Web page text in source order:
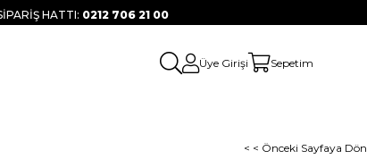
HATTI: 0212 706 21 00
Üye Girişi Sepetim
< < Önceki Sayfaya Dön